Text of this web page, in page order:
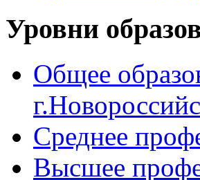
Уровни
Общее
Среднее
Высшее